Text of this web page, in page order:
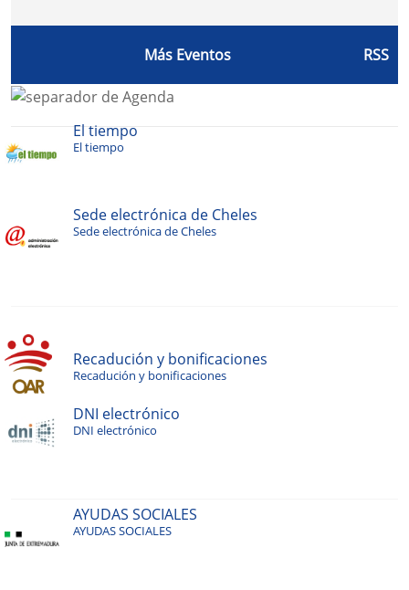
Más Eventos RSS
El tiempo
El tiempo
Sede electrónica de Cheles
Sede electrónica de Cheles
Recadución y bonificaciones
Recadución y bonificaciones
DNI electrónico
DNI electrónico
AYUDAS SOCIALES
AYUDAS SOCIALES